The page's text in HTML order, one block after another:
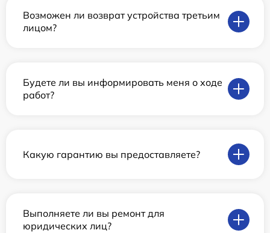
Возможен ли возврат устройства третьим
лицом?
Будете ли вы информировать меня о ходе
работ?
Какую гарантию вы предоставляете?
Выполняете ли вы ремонт для
юридических лиц?